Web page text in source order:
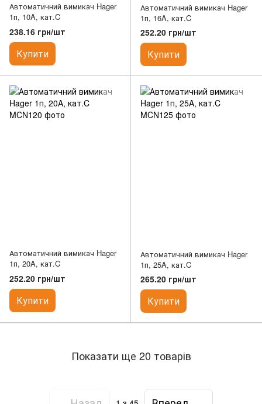
Автоматичний вимикач Hager
1п, 10A, кат.C
238.16 грн/шт
Купити
Автоматичний вимикач Hager
1п, 16A, кат.C
252.20 грн/шт
Купити
Автоматичний вимикач Hager
1п, 20A, кат.C
252.20 грн/шт
Купити
Автоматичний вимикач Hager
1п, 25A, кат.C
265.20 грн/шт
Купити
Показати ще 20 товарів